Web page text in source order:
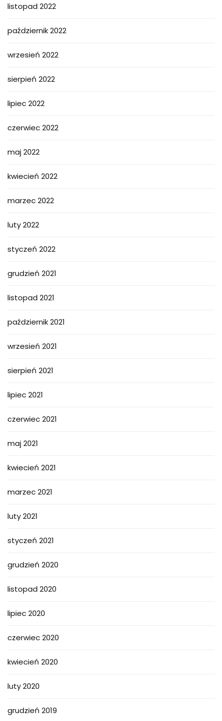
listopad 2022
październik 2022
wrzesień 2022
sierpień 2022
lipiec 2022
czerwiec 2022
maj 2022
kwiecień 2022
marzec 2022
luty 2022
styczeń 2022
grudzień 2021
listopad 2021
październik 2021
wrzesień 2021
sierpień 2021
lipiec 2021
czerwiec 2021
maj 2021
kwiecień 2021
marzec 2021
luty 2021
styczeń 2021
grudzień 2020
listopad 2020
lipiec 2020
czerwiec 2020
kwiecień 2020
luty 2020
grudzień 2019